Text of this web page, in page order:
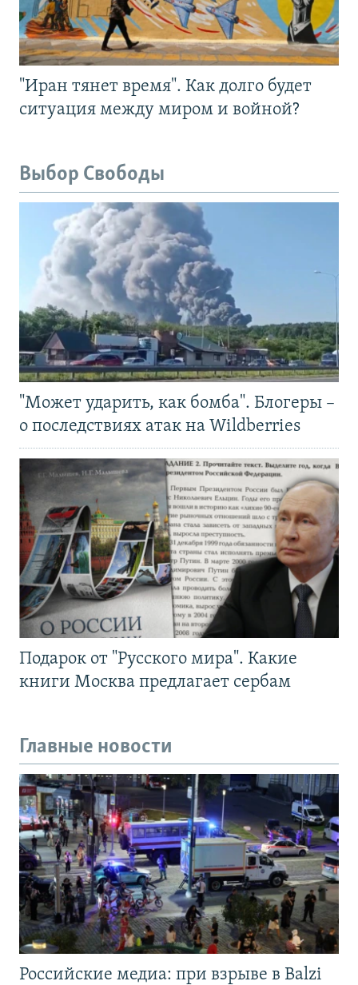
"Иран тянет время". Как долго будет
ситуация между миром и войной?
Выбор Свободы
"Может ударить, как бомба". Блогеры –
о последствиях атак на Wildberries
Подарок от "Русского мира". Какие
книги Москва предлагает сербам
Главные новости
Российские медиа: при взрыве в Balzi